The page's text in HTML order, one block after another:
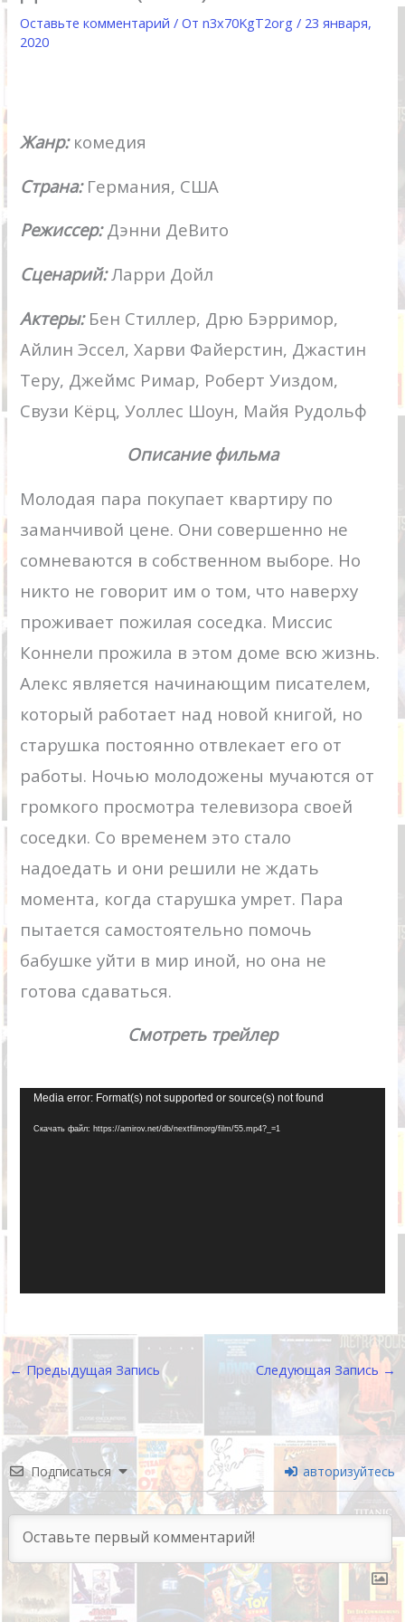
Оставьте комментарий / Отn3x70KgT2org/ 23 января,
2020
Жанр: комедия
Страна: Германия, США
Режиссер:Дэнни ДеВито
Сценарий:Ларри Дойл
Актеры: Бен Стиллер, Дрю Бэрримор,
Айлин Эссел, Харви Файерстин, Джастин
Теру, Джеймс Римар, Роберт Уиздом,
Свузи Кёрц, Уоллес Шоун, Майя Рудольф
Описание фильма
Молодая пара покупает квартиру по
заманчивой цене. Они совершенно не
сомневаются в собственном выборе. Но
никто не говорит им о том, что наверху
проживает пожилая соседка. Миссис
Коннели прожила в этом доме всю жизнь.
Алекс является начинающим писателем,
который работает над новой книгой, но
старушка постоянно отвлекает его от
работы. Ночью молодожены мучаются от
громкого просмотра телевизора своей
соседки. Со временем это стало
надоедать и они решили не ждать
момента, когда старушка умрет. Пара
пытается самостоятельно помочь
бабушке уйти в мир иной, но она не
готова сдаваться.
Смотреть трейлер
Видеоплеер
Media error: Format(s) not supported or source(s) not found
Скачать файл: https://amirov.net/db/nextfilmorg/film/55.mp4?_=1
←Предыдущая Запись Следующая Запись →
Подписаться авторизуйтесь